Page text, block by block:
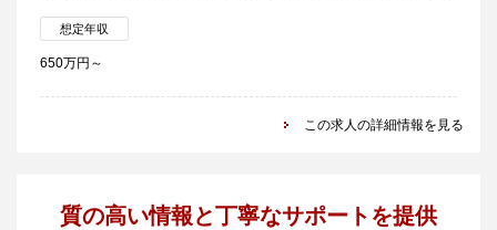
想定年収
650万円～
この求人の詳細情報を見る
質の高い情報と丁寧なサポートを提供